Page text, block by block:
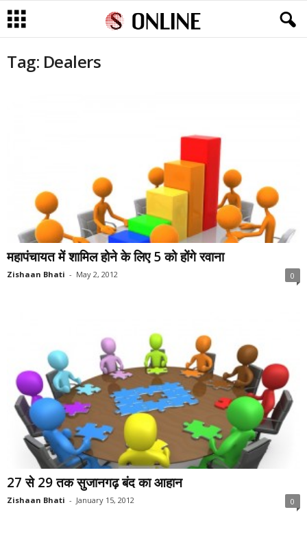
Tag: Dealers
महापंचायत में शामिल होने के लिए 5 को होंगे रवाना
Zishaan Bhati - May 2, 2012 0
27 से 29 तक सुजानगढ़ बंद का आहान
Zishaan Bhati - January 15, 2012 0